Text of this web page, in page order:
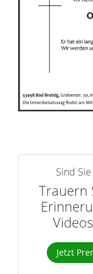
Sind
Trauern
Jetzt